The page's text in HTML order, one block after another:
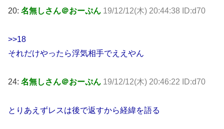
20: 名無しさん＠おーぷん 19/12/12(木) 20:44:38 ID:d70
>>18
それだけやったら浮気相手でええやん
24: 名無しさん＠おーぷん 19/12/12(木) 20:46:22 ID:d70
とりあえずレスは後で返すから経緯を語る